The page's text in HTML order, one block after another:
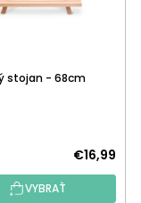
stojan - 68cm
€16,99
VYBRAŤ